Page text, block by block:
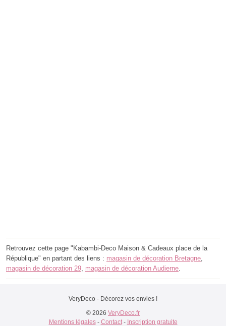
Retrouvez cette page "Kabambi-Deco Maison & Cadeaux place de la
République" en partant des liens : magasin de décoration Bretagne
magasin de décoration 29 magasin de décoration Audierne
VeryDeco - Décorez vos envies !
© 2026 VeryDeco.fr
Mentions légales- Contact- Inscription gratuite